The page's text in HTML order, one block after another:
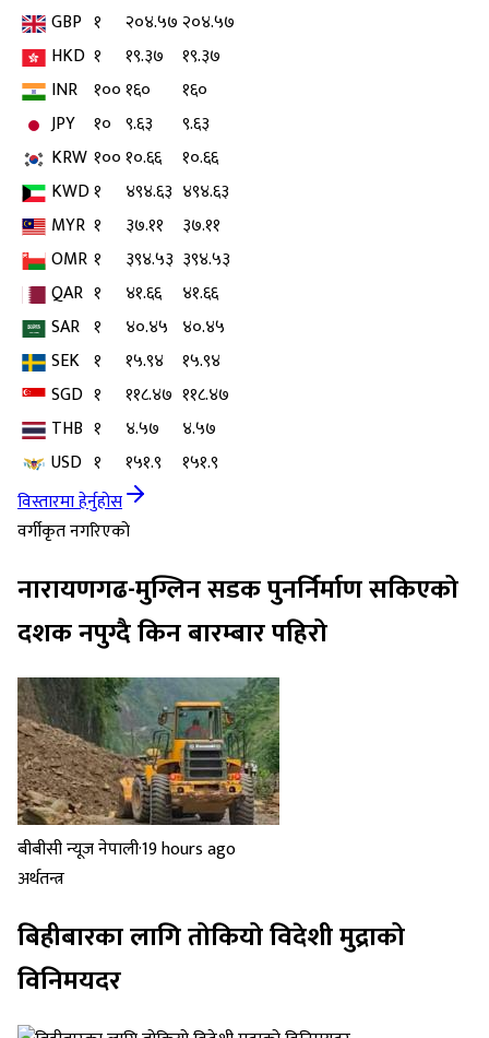
GBP १ २०४.५७ २०४.५७
HKD १ १९.३७
१९.३७
INR १००१६०
१६०
JPY
१० ९.६३
९.६३
KRW १००१०.६६
१०.६६
KWD१ ४९४.६३ ४९४.६३
MYR १ ३७.११
३७.११
OMR १ ३९४.५३ ३९४.५३
QAR १ ४१.६६
४१.६६
SAR १ ४०.४५ ४०.४५
SEK १ १५.९४
१५.९४
SGD १ ११८.४७ ११८.४७
THB १ ४.५७
४.५७
USD १ १५१.९
१५१.९
विस्तारमा हेर्नुहोस
वर्गीकृत नगरिएको
नारायणगढ-मुग्लिन सडक पुनर्निर्माण सकिएको
दशक नपुग्दै किन बारम्बार पहिरो
बीबीसी न्यूज नेपाली·19 hours ago
अर्थतन्त्र
बिहीबारका लागि तोकियो विदेशी मुद्राको
विनिमयदर